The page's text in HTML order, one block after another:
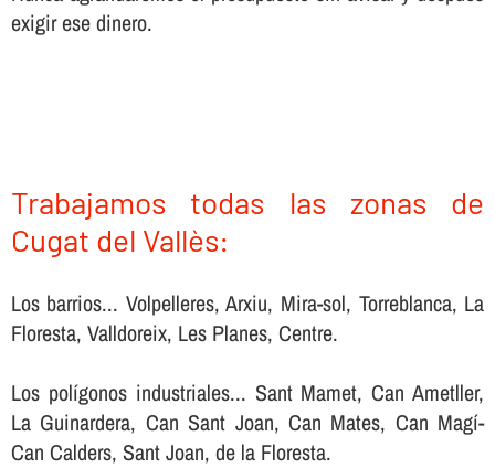
exigir ese dinero.
Trabajamos todas las zonas de
Cugat del Vallès:
Los barrios... Volpelleres, Arxiu, Mira-sol, Torreblanca, La
Floresta, Valldoreix, Les Planes, Centre.
Los polígonos industriales... Sant Mamet, Can Ametller,
La Guinardera, Can Sant Joan, Can Mates, Can Magí-
Can Calders, Sant Joan, de la Floresta.